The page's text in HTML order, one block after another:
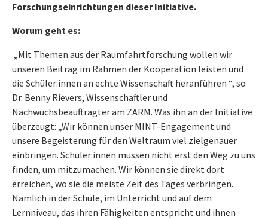
Forschungseinrichtungen dieser Initiative.
Worum geht es:
„Mit Themen aus der Raumfahrtforschung wollen wir
unseren Beitrag im Rahmen der Kooperation leisten und
die Schüler:innen an echte Wissenschaft heranführen “, so
Dr. Benny Rievers, Wissenschaftler und
Nachwuchsbeauftragter am ZARM. Was ihn an der Initiative
überzeugt: „Wir können unser MINT-Engagement und
unsere Begeisterung für den Weltraum viel zielgenauer
einbringen. Schüler:innen müssen nicht erst den Weg zu uns
finden, um mitzumachen. Wir können sie direkt dort
erreichen, wo sie die meiste Zeit des Tages verbringen.
Nämlich in der Schule, im Unterricht und auf dem
Lernniveau, das ihren Fähigkeiten entspricht und ihnen